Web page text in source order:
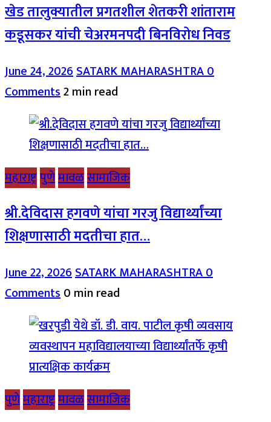
खेड तालुक्यातील प्रगतशील शेतकरी शांताराम
कडूसकर यांची चेअरमनपदी बिनविरोध निवड
June 24, 2026SATARK MAHARASHTRA0
Comments2 min read
महाराष्ट्रपुणेमावळसामाजिक
श्री.देविदास हगवणे यांचा गरजु विद्यार्थ्यांच्या
शिक्षणासाठी मदतीचा हात…
June 22, 2026SATARK MAHARASHTRA0
Comments0 min read
पुणेमहाराष्ट्रमावळसामाजिक